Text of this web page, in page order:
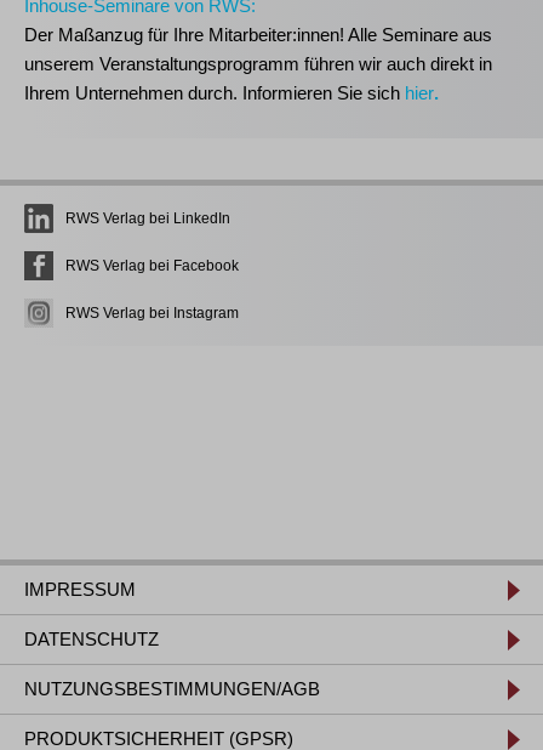
Inhouse-Seminare von RWS:
Der Maßanzug für Ihre Mitarbeiter:innen! Alle Seminare aus
unserem Veranstaltungsprogramm führen wir auch direkt in
Ihrem Unternehmen durch. Informieren Sie sich hier.
RWS Verlag bei LinkedIn
RWS Verlag bei Facebook
RWS Verlag bei Instagram
IMPRESSUM
DATENSCHUTZ
NUTZUNGSBESTIMMUNGEN/AGB
PRODUKTSICHERHEIT (GPSR)